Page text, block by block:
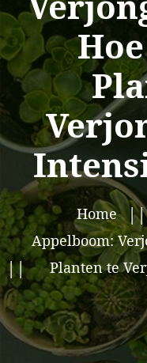
Home
Appelboom:
Planten te